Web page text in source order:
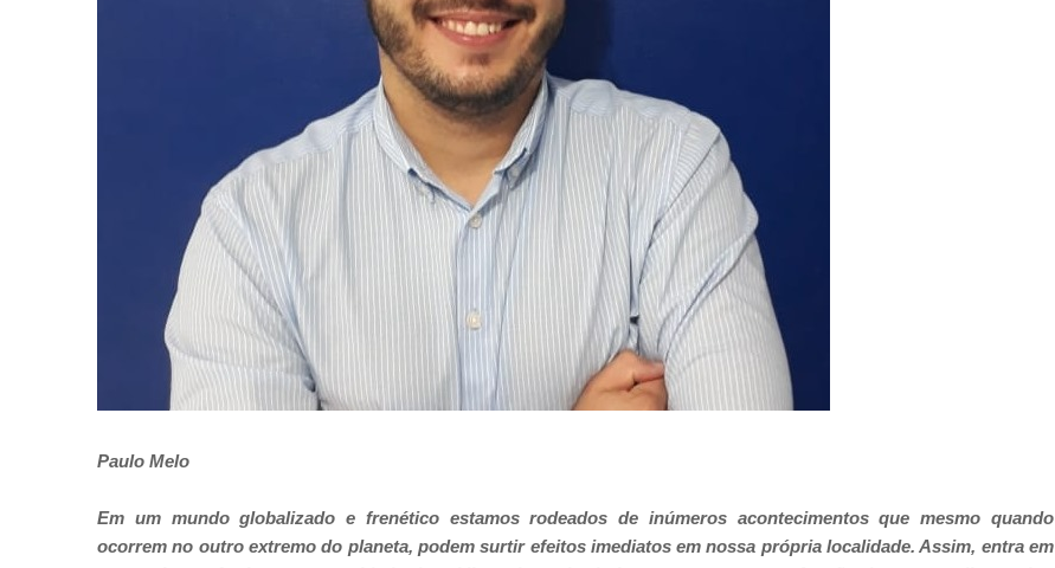
Paulo Melo
Em um mundo globalizado e frenético estamos rodeados de inúmeros acontecimentos que mesmo quando
ocorrem no outro extremo do planeta, podem surtir efeitos imediatos em nossa própria localidade. Assim, entra em